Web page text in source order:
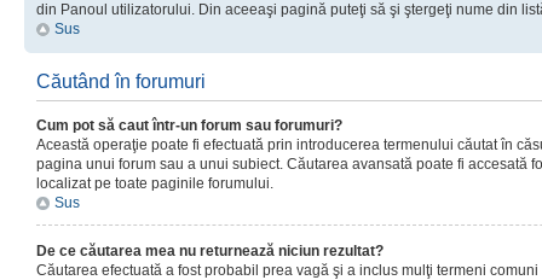
din Panoul utilizatorului. Din aceeaşi pagină puteţi să şi ştergeţi nume din
Sus
Căutând în forumuri
Cum pot să caut într-un forum sau forumuri?
Această operaţie poate fi efectuată prin introducerea termenului căutat în
pagina unui forum sau a unui subiect. Căutarea avansată poate fi accesată
localizat pe toate paginile forumului.
Sus
De ce căutarea mea nu returnează niciun rezultat?
Căutarea efectuată a fost probabil prea vagă şi a inclus mulţi termeni